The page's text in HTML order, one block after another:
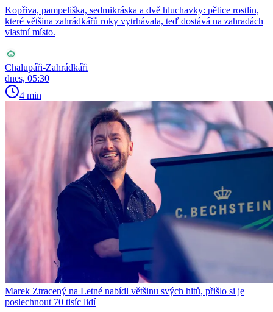
Kopřiva, pampeliška, sedmikráska a dvě hluchavky: pětice rostlin,
které většina zahrádkářů roky vytrhávala, teď dostává na zahradách
vlastní místo.
Chalupáři-Zahrádkáři
dnes, 05:30
4 min
Marek Ztracený na Letné nabídl většinu svých hitů, přišlo si je
poslechnout 70 tisíc lidí